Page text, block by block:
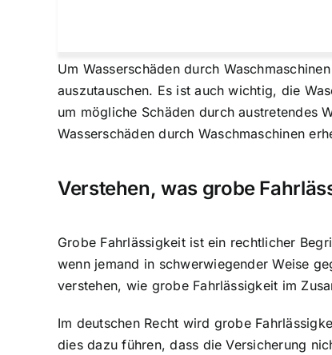
Um Wasserschäden durch
auszutauschen. Es ist auch wichtig, die
um mögliche Schäden durch austretendes
Wasserschäden durch Waschmaschinen
Verstehen, was grobe
Grobe Fahrlässigkeit ist ein rechtlicher
wenn jemand in schwerwiegender Weise
verstehen, wie grobe Fahrlässigkeit im
Im deutschen Recht wird grobe
dies dazu führen, dass die Versicherung